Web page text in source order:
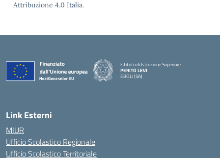
Attribuzione 4.0 Italia.
Istituto di Istruzione Superiore
PERITO LEVI
EBOLI (SA)
Link Esterni
MIUR
Ufficio Scolastico Regionale
Ufficio Scolastico Territoriale